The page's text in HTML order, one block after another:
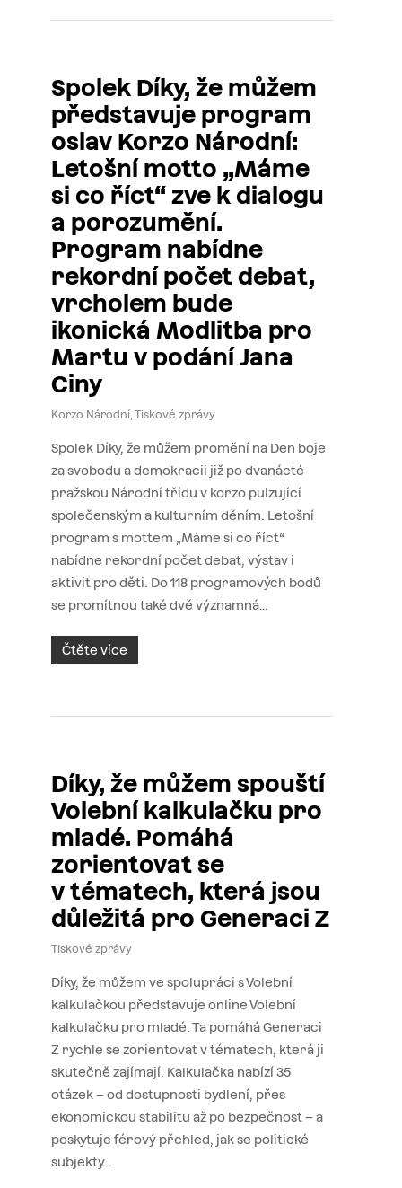
Spolek Díky, že můžem
představuje program
oslav Korzo Národní:
Letošní motto „Máme
si co říct“ zve k dialogu
a porozumění.
Program nabídne
rekordní počet debat,
vrcholem bude
ikonická Modlitba pro
Martu v podání Jana
Ciny
Korzo Národní,Tiskové zprávy
Spolek Díky, že můžem promění na Den boje
za svobodu a demokracii již po dvanácté
pražskou Národní třídu v korzo pulzující
společenským a kulturním děním. Letošní
program s mottem „Máme si co říct“
nabídne rekordní počet debat, výstav i
aktivit pro děti. Do 118 programových bodů
se promítnou také dvě významná…
Čtěte více
Díky, že můžem spouští
Volební kalkulačku pro
mladé. Pomáhá
zorientovat se
v tématech, která jsou
důležitá pro Generaci Z
Tiskové zprávy
Díky, že můžem ve spolupráci s Volební
kalkulačkou představuje online Volební
kalkulačku pro mladé. Ta pomáhá Generaci
Z rychle se zorientovat v tématech, která ji
skutečně zajímají. Kalkulačka nabízí 35
otázek – od dostupnosti bydlení, přes
ekonomickou stabilitu až po bezpečnost – a
poskytuje férový přehled, jak se politické
subjekty…